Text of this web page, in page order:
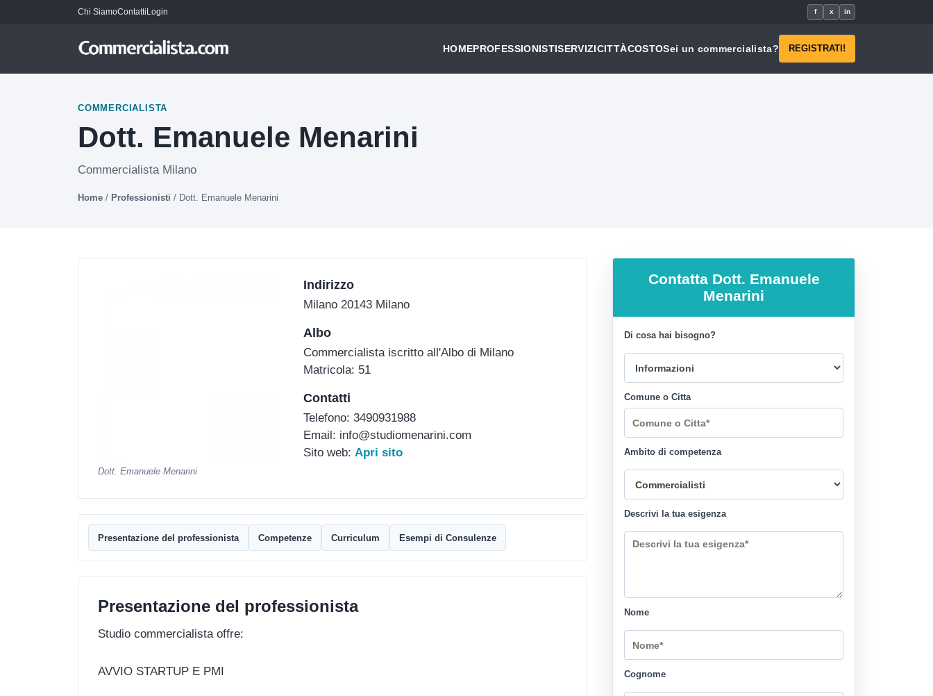
Chi SiamoContattiLogin f x in
HOMEPROFESSIONISTISERVIZICITTÀCOSTOSei un commercialista? REGISTRATI!
COMMERCIALISTA
Dott. Emanuele Menarini
Commercialista Milano
Home / Professionisti / Dott. Emanuele Menarini
Dott. Emanuele Menarini
Indirizzo
Milano 20143 Milano
Albo
Commercialista iscritto all'Albo di Milano
Matricola: 51
Contatti
Telefono: 3490931988
Email: info@studiomenarini.com
Sito web: Apri sito
Presentazione del professionista Competenze Curriculum Esempi di Consulenze
Presentazione del professionista
Studio commercialista offre:
AVVIO STARTUP E PMI
Contatta Dott. Emanuele
Menarini
Di cosa hai bisogno?
Comune o Citta
Ambito di competenza
Descrivi la tua esigenza
Nome
Cognome